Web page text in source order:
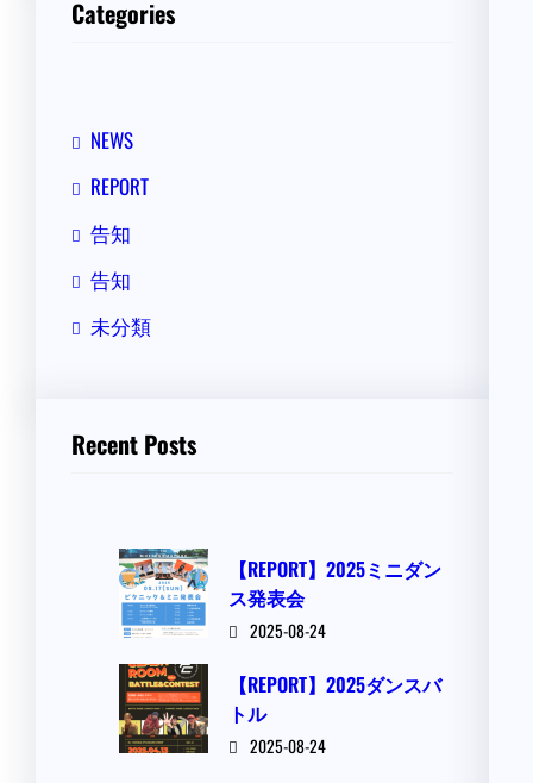
Categories
NEWS
REPORT
告知
告知
未分類
Recent Posts
【REPORT】2025ミニダン
ス発表会
2025-08-24
【REPORT】2025ダンスバ
トル
2025-08-24